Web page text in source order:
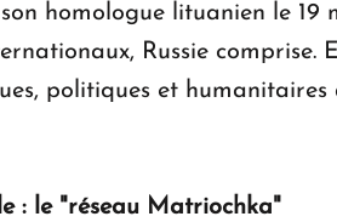
homologue lituanien le
Russie
politiques et humanitaires
: le "réseau Matriochka"